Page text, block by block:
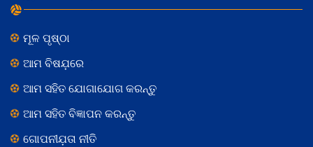
ମୂଳ ପୃଷ୍ଠା
ଆମ ବିଷଯ଼ରେ
ଆମ ସହିତ ଯୋଗାଯୋଗ କରନ୍ତୁ
ଆମ ସହିତ ବିଜ୍ଞାପନ କରନ୍ତୁ
ଗୋପନୀଯ଼ତା ନୀତି